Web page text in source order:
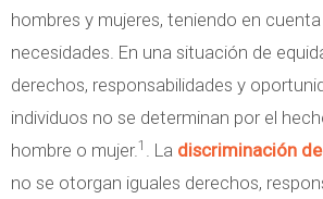
hombres y mujeres, teniendo en
necesidades. En una situación de
derechos, responsabilidades y
individuos no se determinan por el
hombre o mujer.1 . La discriminación
no se otorgan iguales derechos,